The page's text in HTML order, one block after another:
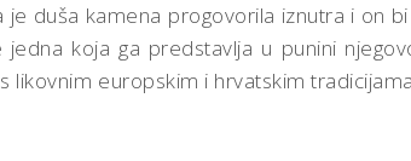
duša kamena progovorila iznutra i on
koja ga predstavlja u punini
europskim i hrvatskim